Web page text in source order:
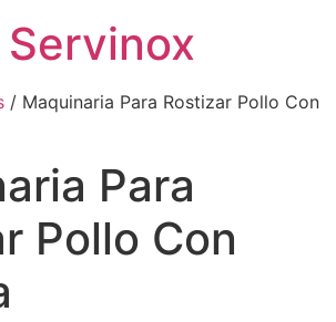
/ Maquinaria Para Rostizar Pollo Con
Para
Pollo Con